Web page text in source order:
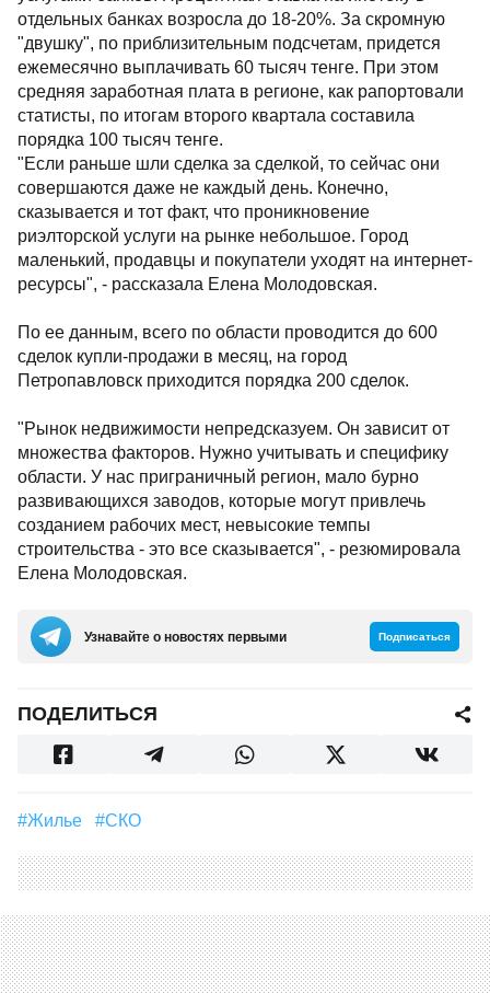
отдельных банках возросла до 18-20%. За скромную
"двушку", по приблизительным подсчетам, придется
ежемесячно выплачивать 60 тысяч тенге. При этом
средняя заработная плата в регионе, как рапортовали
статисты, по итогам второго квартала составила
порядка 100 тысяч тенге.
"Если раньше шли сделка за сделкой, то сейчас они
совершаются даже не каждый день. Конечно,
сказывается и тот факт, что проникновение
риэлторской услуги на рынке небольшое. Город
маленький, продавцы и покупатели уходят на интернет-
ресурсы", - рассказала Елена Молодовская.
По ее данным, всего по области проводится до 600
сделок купли-продажи в месяц, на город
Петропавловск приходится порядка 200 сделок.
"Рынок недвижимости непредсказуем. Он зависит от
множества факторов. Нужно учитывать и специфику
области. У нас приграничный регион, мало бурно
развивающихся заводов, которые могут привлечь
созданием рабочих мест, невысокие темпы
строительства - это все сказывается", - резюмировала
Елена Молодовская.
Узнавайте о новостях первыми Подписаться
ПОДЕЛИТЬСЯ
#Жилье #СКО